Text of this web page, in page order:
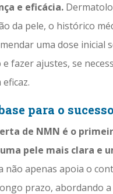
e eficácia.
da pele, o histórico
uma dose inicial
fazer ajustes, se
para o sucesso
de NMN é o
pele mais clara e
não apenas apoia o
prazo, abordando